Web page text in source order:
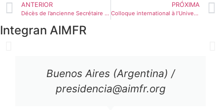
ANTERIOR
Décès de l’ancienne Secrétaire de l’AIMFR – Mireille Gavet
PRÓXIMA
Colloque international à l’Université de Sherbrooke (Canada)
Integran AIMFR
Buenos Aires (Argentina) /
presidencia@aimfr.org